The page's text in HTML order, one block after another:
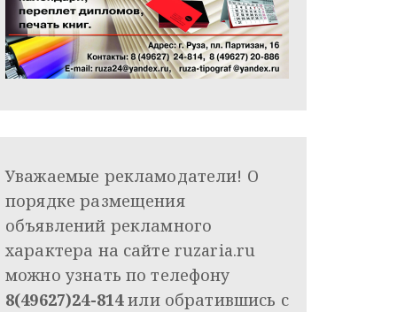
Уважаемые рекламодатели! О
порядке размещения
объявлений рекламного
характера на сайте ruzaria.ru
можно узнать по телефону
8(49627)24-814или обратившись с